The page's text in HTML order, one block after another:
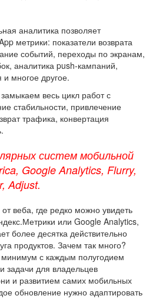
аналитика позволяет
метрики: показатели возврата
событий, переходы по экранам,
аналитика push-кампаний,
многое другое.
весь цикл работ с
стабильности, привлечение
трафика, конвертация
систем мобильной
Google Analytics, Flurry,
Adjust.
веба, где редко можно увидеть
или Google Analytics,
более десятка действительно
продуктов. Зачем так много?
минимум с каждым полугодием
задачи для владельцев
и развитием самих мобильных
обновление нужно адаптировать